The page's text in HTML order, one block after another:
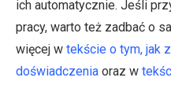
ich automatycznie. Jeśli
pracy, warto też zadbać o
więcej w tekście o tym, jak
doświadczenia oraz w